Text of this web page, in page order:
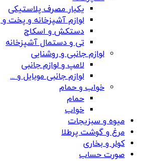
یکبار مصرف پلاستیکی
لوازم آشپزخانه و پخت و
دستکش و اسکاج
تی و دستمال آشپزخانه
لوازم جانبی و روشنایی
لامپ و لوازم جانبی
لوازم جانبی موبایل و ...
خواب و حمام
حمام
خواب
میوه و سبزیجات
مرغ و گوشت پرطلا
کولر و بخاری
صورت حساب